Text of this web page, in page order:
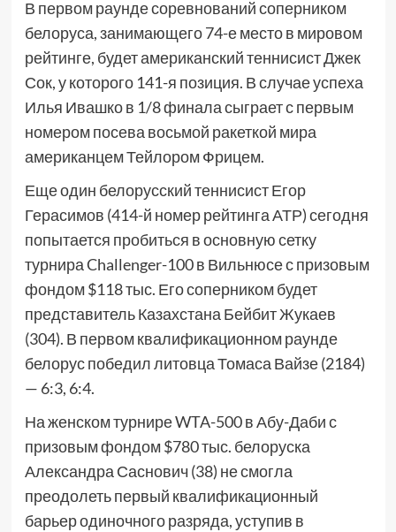
В первом раунде соревнований соперником
белоруса, занимающего 74-е место в мировом
рейтинге, будет американский теннисист Джек
Сок, у которого 141-я позиция. В случае успеха
Илья Ивашко в 1/8 финала сыграет с первым
номером посева восьмой ракеткой мира
американцем Тейлором Фрицем.
Еще один белорусский теннисист Егор
Герасимов (414-й номер рейтинга АТР) сегодня
попытается пробиться в основную сетку
турнира Challenger-100 в Вильнюсе с призовым
фондом $118 тыс. Его соперником будет
представитель Казахстана Бейбит Жукаев
(304). В первом квалификационном раунде
белорус победил литовца Томаса Вайзе (2184)
— 6:3, 6:4.
На женском турнире WTA-500 в Абу-Даби с
призовым фондом $780 тыс. белоруска
Александра Саснович (38) не смогла
преодолеть первый квалификационный
барьер одиночного разряда, уступив в